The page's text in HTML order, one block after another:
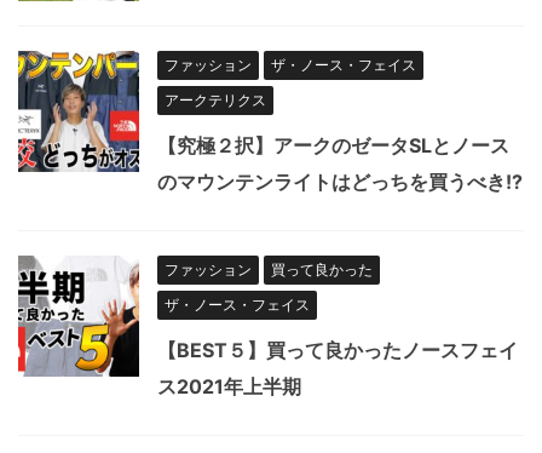
ファッション
ザ・ノース・フェイス
アークテリクス
【究極２択】アークのゼータSLとノース
のマウンテンライトはどっちを買うべき!?
ファッション
買って良かった
ザ・ノース・フェイス
【BEST５】買って良かったノースフェイ
ス2021年上半期